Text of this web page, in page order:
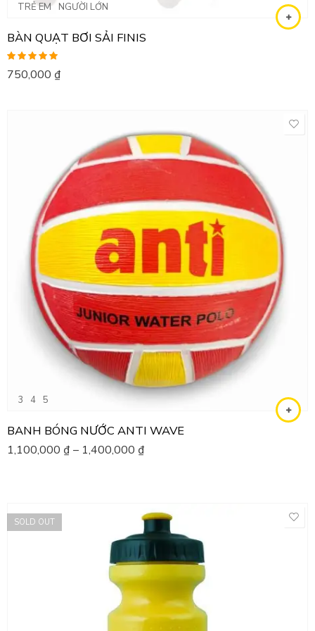
TRẺ EM NGƯỜI LỚN
BÀN QUẠT BƠI SẢI FINIS
Được xếp
hạng5.00 5
750,000 ₫
3 4 5
BANH BÓNG NƯỚC ANTI WAVE
1,100,000 ₫ – 1,400,000 ₫
SOLD OUT